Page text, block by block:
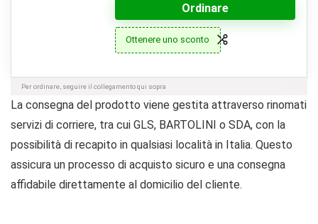
Ordinare
Ottenere uno sconto
Per ordinare, seguire il collegamento qui sopra
La consegna del prodotto viene gestita attraverso rinomati
servizi di corriere, tra cui GLS, BARTOLINI o SDA, con la
possibilità di recapito in qualsiasi località in Italia. Questo
assicura un processo di acquisto sicuro e una consegna
affidabile direttamente al domicilio del cliente.